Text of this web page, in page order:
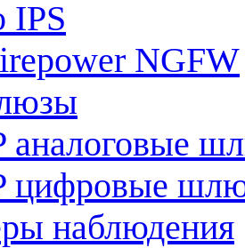
IPS
NGFW
аналоговые
цифровые
наблюдения